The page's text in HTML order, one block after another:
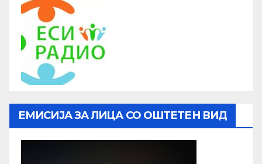
ЕМИСИЈА ЗА ЛИЦА СО ОШТЕТЕН ВИД